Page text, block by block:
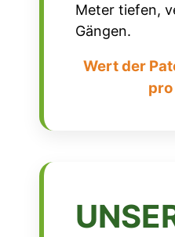
Meter tiefen,
Gängen.
Wert der